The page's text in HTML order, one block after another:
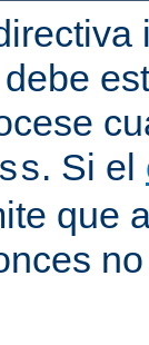
. Si el
que